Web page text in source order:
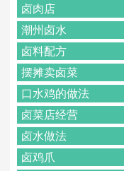
卤肉店
潮州卤水
卤料配方
摆摊卖卤菜
口水鸡的做法
卤菜店经营
卤水做法
卤鸡爪